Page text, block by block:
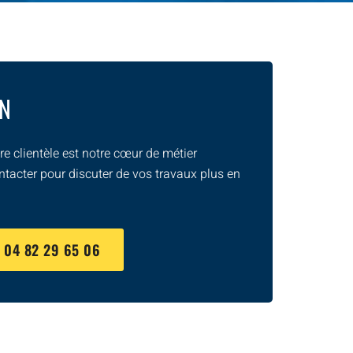
clientèle est notre cœur de métier
pour discuter de vos travaux plus en
04 82 29 65 06